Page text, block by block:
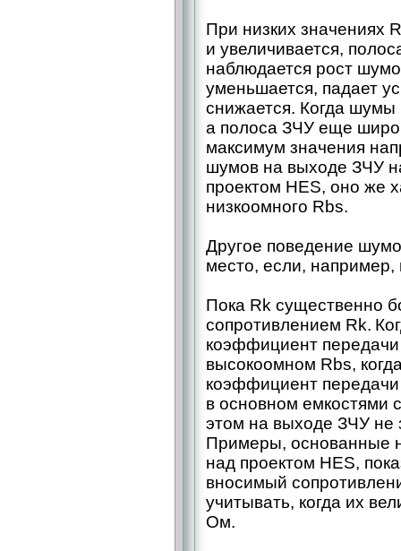
При низких значениях
и увеличивается,
наблюдается рост
уменьшается, падает
снижается. Когда шумы
а полоса ЗЧУ еще
максимум значения
шумов на выходе ЗЧУ
проектом HES, оно же
низкоомного Rbs.
Другое поведение
место, если,
Пока Rk существенно
сопротивлением Rk.
коэффициент
высокоомном Rbs,
коэффициент
в основном
этом на выходе ЗЧУ не
Примеры, основанные
над проектом HES,
вносимый
учитывать, когда их
Ом.